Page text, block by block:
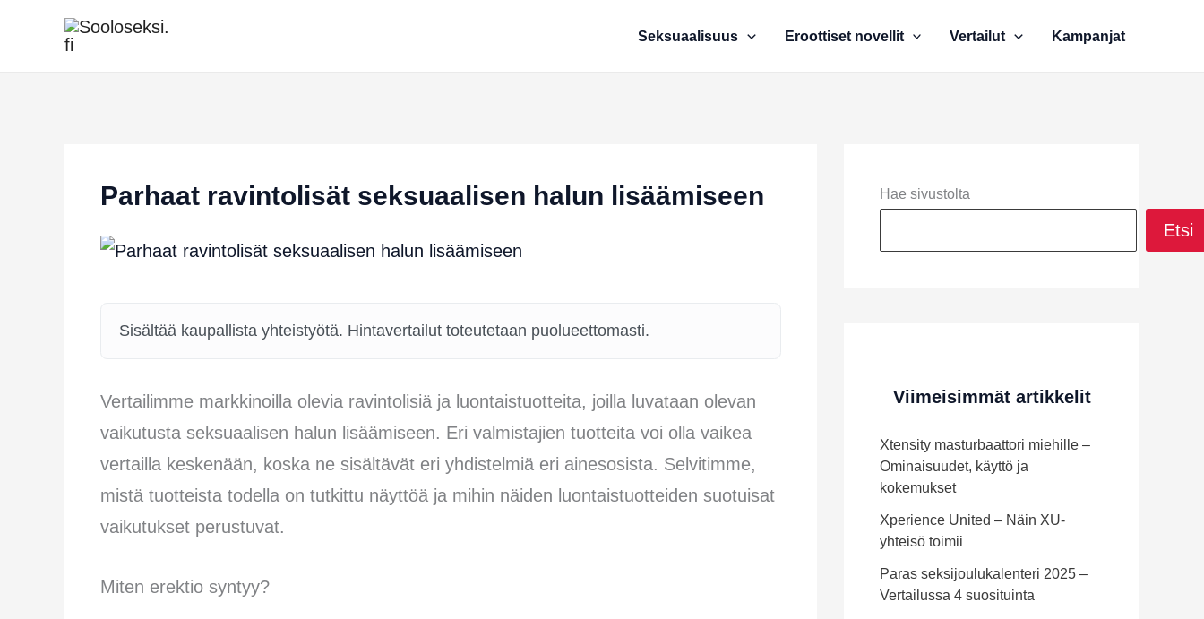
sisältöön
Seksuaalisuus Eroottiset novellit Vertailut Kampanjat
Parhaat ravintolisät seksuaalisen halun lisäämiseen
Sisältää kaupallista yhteistyötä. Hintavertailut toteutetaan puolueettomasti.
Vertailimme markkinoilla olevia ravintolisiä ja luontaistuotteita, joilla luvataan olevan
vaikutusta seksuaalisen halun lisäämiseen. Eri valmistajien tuotteita voi olla vaikea
vertailla keskenään, koska ne sisältävät eri yhdistelmiä eri ainesosista. Selvitimme,
mistä tuotteista todella on tutkittu näyttöä ja mihin näiden luontaistuotteiden suotuisat
vaikutukset perustuvat.
Miten erektio syntyy?
Hae sivustolta
Etsi
Viimeisimmät artikkelit
Xtensity masturbaattori miehille –
Ominaisuudet, käyttö ja
kokemukset
Xperience United – Näin XU-
yhteisö toimii
Paras seksijoulukalenteri 2025 –
Vertailussa 4 suosituinta